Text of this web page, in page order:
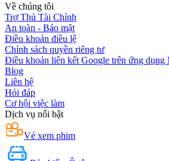
Về chúng tôi
Trợ Thủ Tài Chính
An toàn - Bảo mật
Điều khoản điều lệ
Chính sách quyền riêng tư
Điều khoản liên kết Google trên ứng dụng
Blog
Liên hệ
Hỏi đáp
Cơ hội việc làm
Dịch vụ nổi bật
Vé xem phim